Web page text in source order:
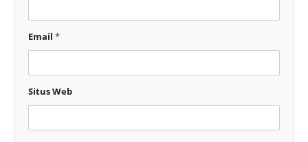
Email *
Situs Web